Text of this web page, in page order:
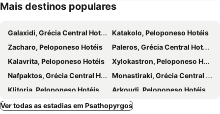
Mais destinos populares
Galaxidi, Grécia Central Hotéis
Katakolo, Peloponeso Hotéis
Zacharo, Peloponeso Hotéis
Paleros, Grécia Central Hotéis
Kalavrita, Peloponeso Hotéis
Xylokastron, Peloponeso Hotéis
Nafpaktos, Grécia Central Hotéis
Monastiraki, Grécia Central Hotéis
Klitoria, Peloponeso Hotéis
Arkoudi, Peloponeso Hotéis
Melissi, Peloponeso Hotéis
Kyllini, Peloponeso Hotéis
Ver todas as estadias em Psathopyrgos